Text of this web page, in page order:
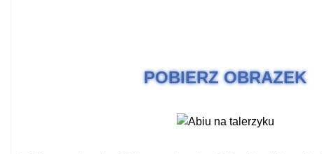
POBIERZ OBRAZEK